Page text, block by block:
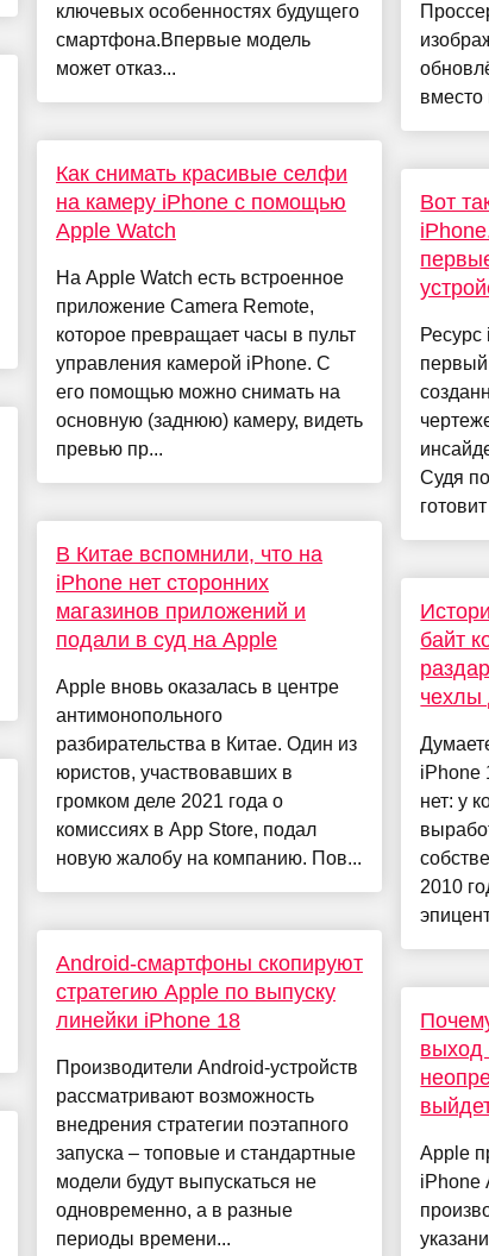
ключевых особенностях будущего
смартфона.Впервые модель
может отказ...
Как снимать красивые селфи
на камеру iPhone с помощью
Apple Watch
На Apple Watch есть встроенное
приложение Camera Remote,
которое превращает часы в пульт
управления камерой iPhone. С
его помощью можно снимать на
основную (заднюю) камеру, видеть
превью пр...
В Китае вспомнили, что на
iPhone нет сторонних
магазинов приложений и
подали в суд на Apple
Apple вновь оказалась в центре
антимонопольного
разбирательства в Китае. Один из
юристов, участвовавших в
громком деле 2021 года о
комиссиях в App Store, подал
новую жалобу на компанию. Пов...
Android-смартфоны скопируют
стратегию Apple по выпуску
линейки iPhone 18
Производители Android-устройств
рассматривают возможность
внедрения стратегии поэтапного
запуска – топовые и стандартные
модели будут выпускаться не
одновременно, а в разные
периоды времени...
вместо
Вот
Ресурс
первый
Судя
байт
чехлы
iPhone
нет: у
2010
выход
Apple
iPhone